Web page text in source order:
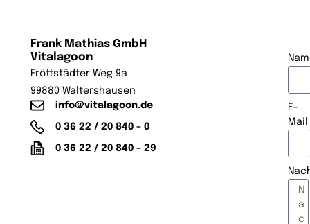
Frank Mathias GmbH
Vitalagoon
Fröttstädter Weg 9a
99880 Waltershausen
info@vitalagoon.de
0 36 22 / 20 840 – 0
0 36 22 / 20 840 – 29
E-
Mail